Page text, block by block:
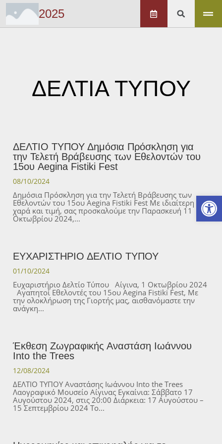
2025
ΔΕΛΤΙΑ ΤΥΠΟΥ
ΔΕΛΤΙΟ ΤΥΠΟΥ Δημόσια Πρόσκληση για
την Τελετή Βράβευσης των Εθελοντών του
15ου Aegina Fistiki Fest
08/10/2024
Δημόσια Πρόσκληση για την Τελετή Βράβευσης των
Εθελοντών του 15ου Aegina Fistiki Fest Με ιδιαίτερη
χαρά και τιμή, σας προσκαλούμε την Παρασκευή 11
Οκτωβρίου 2024,
ΕΥΧΑΡΙΣΤΗΡΙΟ ΔΕΛΤΙΟ ΤΥΠΟΥ
01/10/2024
Ευχαριστήριο Δελτίο Τύπου Αίγινα, 1 Οκτωβρίου 2024
Αγαπητοί Εθελοντές του 15ου Aegina Fistiki Fest, Με
την ολοκλήρωση της Γιορτής μας, αισθανόμαστε την
ανάγκη
Έκθεση Ζωγραφικής Αναστάση Ιωάννου
Into the Trees
12/08/2024
ΔΕΛΤΙΟ ΤΥΠΟΥ Αναστάσης Ιωάννου Into the Trees
Λαογραφικό Μουσείο Αίγινας Εγκαίνια: Σάββατο 17
Αυγούστου 2024, στις 20:00 Διάρκεια: 17 Αυγούστου –
15 Σεπτεμβρίου 2024 Το